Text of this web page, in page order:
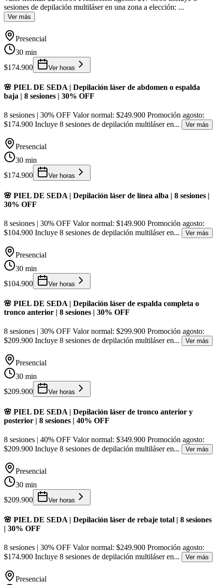
sesiones de depilación multiláser en una zona a elección: ...
Ver más
Presencial
30 min
$174.900
Ver horas
🌸 PIEL DE SEDA | Depilación láser de abdomen o espalda
baja | 8 sesiones | 30% OFF
8 sesiones | 30% OFF Valor normal: $249.900 Promoción agosto:
$174.900 Incluye 8 sesiones de depilación multiláser en... Ver más
Presencial
30 min
$174.900
Ver horas
🌸 PIEL DE SEDA | Depilación láser de línea alba | 8 sesiones |
30% OFF
8 sesiones | 30% OFF Valor normal: $149.900 Promoción agosto:
$104.900 Incluye 8 sesiones de depilación multiláser en... Ver más
Presencial
30 min
$104.900
Ver horas
🌸 PIEL DE SEDA | Depilación láser de espalda completa o
tronco anterior | 8 sesiones | 30% OFF
8 sesiones | 30% OFF Valor normal: $299.900 Promoción agosto:
$209.900 Incluye 8 sesiones de depilación multiláser en... Ver más
Presencial
30 min
$209.900
Ver horas
🌸 PIEL DE SEDA | Depilación láser de tronco anterior y
posterior | 8 sesiones | 40% OFF
8 sesiones | 40% OFF Valor normal: $349.900 Promoción agosto:
$209.900 Incluye 8 sesiones de depilación multiláser en... Ver más
Presencial
30 min
$209.900
Ver horas
🌸 PIEL DE SEDA | Depilación láser de rebaje total | 8 sesiones
| 30% OFF
8 sesiones | 30% OFF Valor normal: $249.900 Promoción agosto:
$174.900 Incluye 8 sesiones de depilación multiláser en... Ver más
Presencial